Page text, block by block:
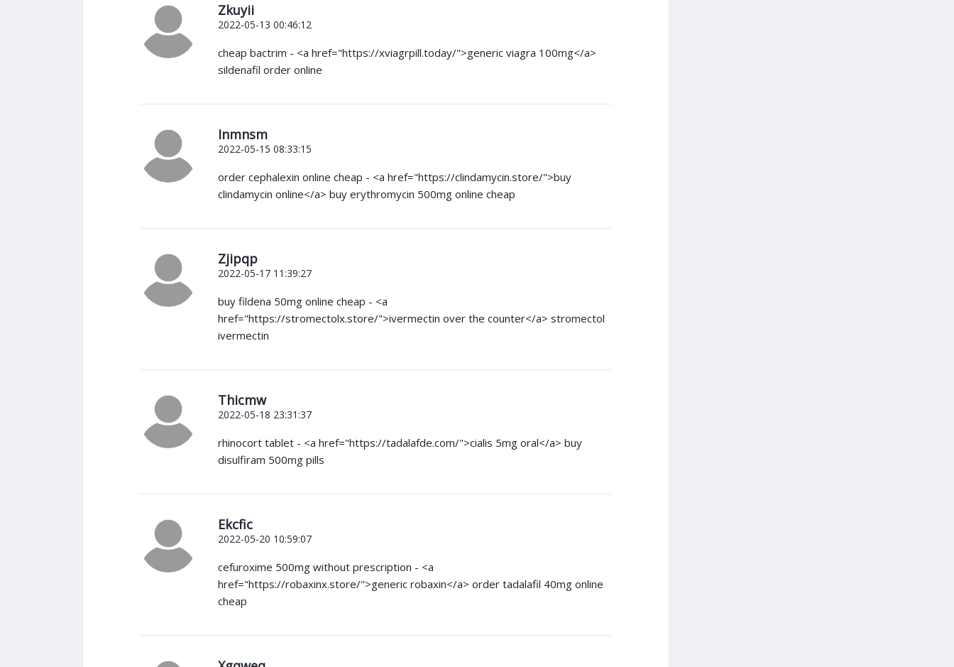
Zkuyii
2022-05-13 00:46:12
cheap bactrim - <a href="https://xviagrpill.today/">generic viagra 100mg</a>
sildenafil order online
Inmnsm
2022-05-15 08:33:15
order cephalexin online cheap - <a href="https://clindamycin.store/">buy
clindamycin online</a> buy erythromycin 500mg online cheap
Zjipqp
2022-05-17 11:39:27
buy fildena 50mg online cheap - <a
href="https://stromectolx.store/">ivermectin over the counter</a> stromectol
ivermectin
Thicmw
2022-05-18 23:31:37
rhinocort tablet - <a href="https://tadalafde.com/">cialis 5mg oral</a> buy
disulfiram 500mg pills
Ekcfic
2022-05-20 10:59:07
cefuroxime 500mg without prescription - <a
href="https://robaxinx.store/">generic robaxin</a> order tadalafil 40mg online
cheap